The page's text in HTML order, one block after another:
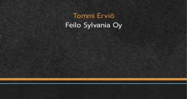
Tommi Erviö
Feilo Sylvania Oy